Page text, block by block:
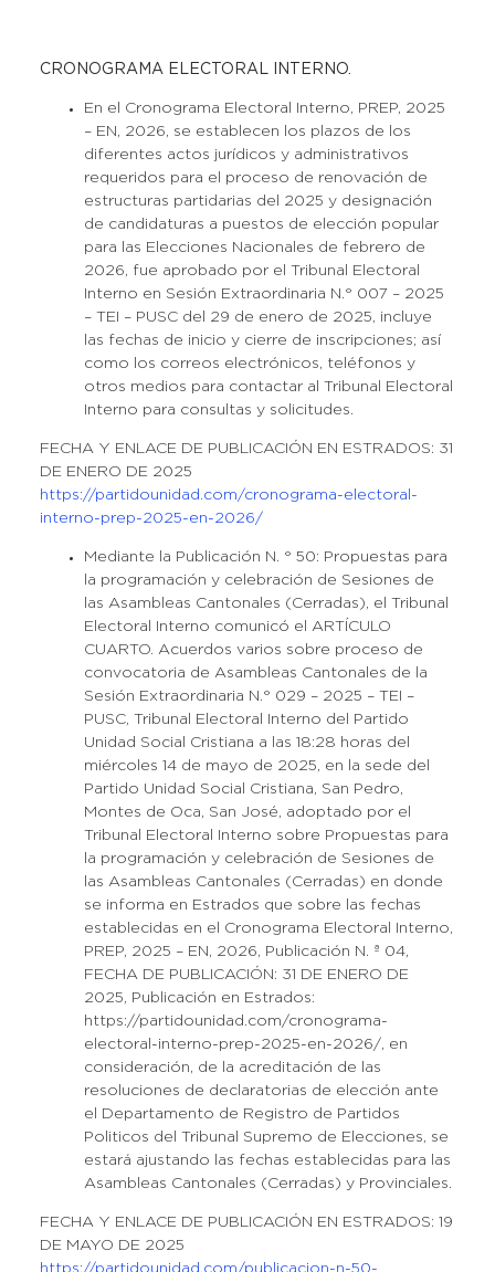
CRONOGRAMA ELECTORAL INTERNO.
En el Cronograma Electoral Interno, PREP, 2025
– EN, 2026, se establecen los plazos de los
diferentes actos jurídicos y administrativos
requeridos para el proceso de renovación de
estructuras partidarias del 2025 y designación
de candidaturas a puestos de elección popular
para las Elecciones Nacionales de febrero de
2026, fue aprobado por el Tribunal Electoral
Interno en Sesión Extraordinaria N.° 007 – 2025
– TEI – PUSC del 29 de enero de 2025, incluye
las fechas de inicio y cierre de inscripciones; así
como los correos electrónicos, teléfonos y
otros medios para contactar al Tribunal Electoral
Interno para consultas y solicitudes.
FECHA Y ENLACE DE PUBLICACIÓN EN ESTRADOS: 31
DE ENERO DE 2025
https://partidounidad.com/cronograma-electoral-
interno-prep-2025-en-2026/
Mediante la Publicación N. ° 50: Propuestas para
la programación y celebración de Sesiones de
las Asambleas Cantonales (Cerradas), el Tribunal
Electoral Interno comunicó el ARTÍCULO
CUARTO. Acuerdos varios sobre proceso de
convocatoria de Asambleas Cantonales de la
Sesión Extraordinaria N.° 029 – 2025 – TEI –
PUSC, Tribunal Electoral Interno del Partido
Unidad Social Cristiana a las 18:28 horas del
miércoles 14 de mayo de 2025, en la sede del
Partido Unidad Social Cristiana, San Pedro,
Montes de Oca, San José, adoptado por el
Tribunal Electoral Interno sobre Propuestas para
la programación y celebración de Sesiones de
las Asambleas Cantonales (Cerradas) en donde
se informa en Estrados que sobre las fechas
establecidas en el Cronograma Electoral Interno,
PREP, 2025 – EN, 2026, Publicación N. ª 04,
FECHA DE PUBLICACIÓN: 31 DE ENERO DE
2025, Publicación en Estrados:
https://partidounidad.com/cronograma-
electoral-interno-prep-2025-en-2026/, en
consideración, de la acreditación de las
resoluciones de declaratorias de elección ante
el Departamento de Registro de Partidos
Politicos del Tribunal Supremo de Elecciones, se
estará ajustando las fechas establecidas para las
Asambleas Cantonales (Cerradas) y Provinciales.
FECHA Y ENLACE DE PUBLICACIÓN EN ESTRADOS: 19
DE MAYO DE 2025
https://partidounidad.com/publicacion-n-50-